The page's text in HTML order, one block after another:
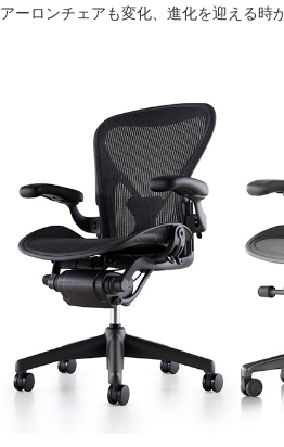
アーロンチェアも変化、進化を迎える時